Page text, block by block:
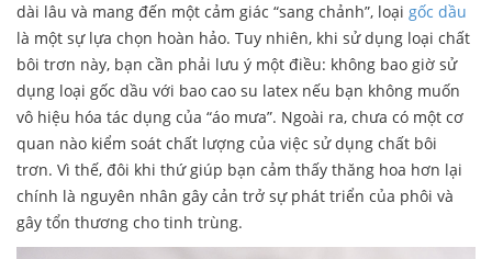
dài lâu và mang đến một cảm giác “sang chảnh”, loại gốc dầu
là một sự lựa chọn hoàn hảo. Tuy nhiên, khi sử dụng loại chất
bôi trơn này, bạn cần phải lưu ý một điều: không bao giờ sử
dụng loại gốc dầu với bao cao su latex nếu bạn không muốn
vô hiệu hóa tác dụng của “áo mưa”. Ngoài ra, chưa có một cơ
quan nào kiểm soát chất lượng của việc sử dụng chất bôi
trơn. Vì thế, đôi khi thứ giúp bạn cảm thấy thăng hoa hơn lại
chính là nguyên nhân gây cản trở sự phát triển của phôi và
gây tổn thương cho tinh trùng.